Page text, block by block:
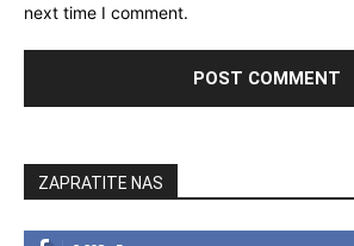
next time I comment.
ZAPRATITE NAS